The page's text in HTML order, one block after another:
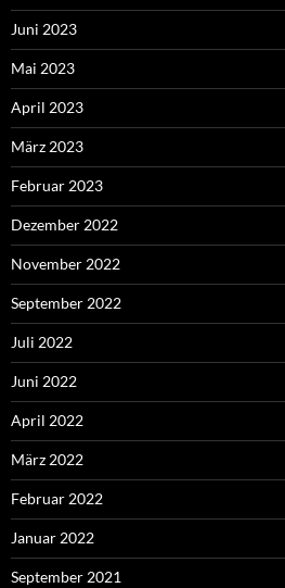
Juni 2023
Mai 2023
April 2023
März 2023
Februar 2023
Dezember 2022
November 2022
September 2022
Juli 2022
Juni 2022
April 2022
März 2022
Februar 2022
Januar 2022
September 2021